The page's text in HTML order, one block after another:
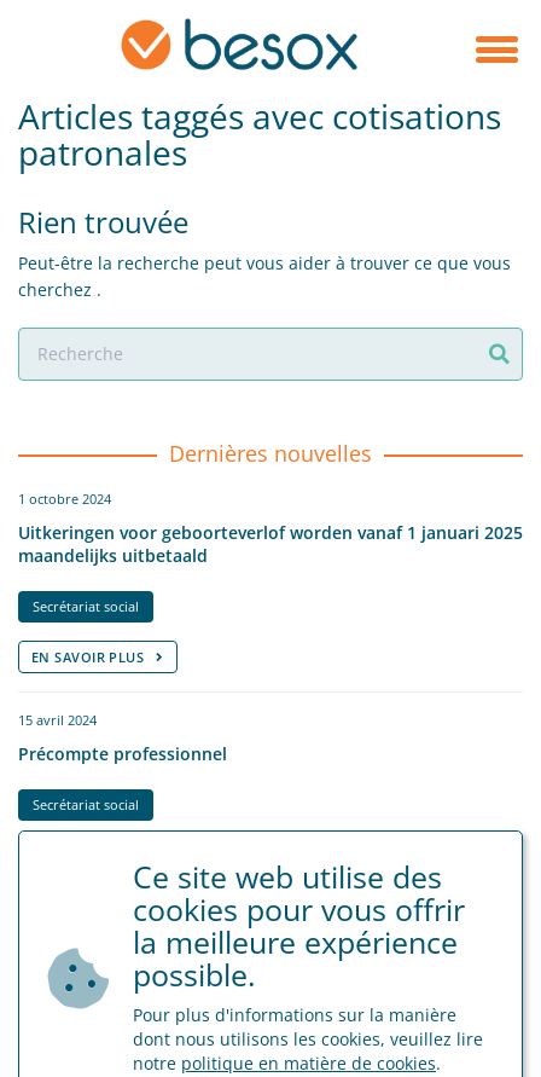
Articles taggés avec cotisations
patronales
Rien trouvée
Peut-être la recherche peut vous aider à trouver ce que vous
cherchez .
Dernières nouvelles
1 octobre 2024
Uitkeringen voor geboorteverlof worden vanaf 1 januari 2025
maandelijks uitbetaald
Secrétariat social
EN SAVOIR PLUS
15 avril 2024
Précompte professionnel
Secrétariat social
Prolongation des mesures relatives à la pénurie de
personnel dans le secteur des soins pour les pensionnés
Secrétariat social
Ce site web utilise des
cookies pour vous offrir
la meilleure expérience
possible.
Pour plus d'informations sur la manière
dont nous utilisons les cookies, veuillez lire
notre politique en matière de cookies.